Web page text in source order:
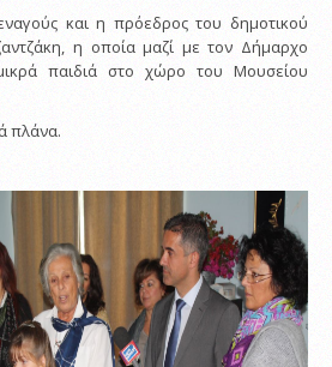
και η πρόεδρος του δημοτικού
η οποία μαζί με τον Δήμαρχο
παιδιά στο χώρο του Μουσείου
πλάνα.